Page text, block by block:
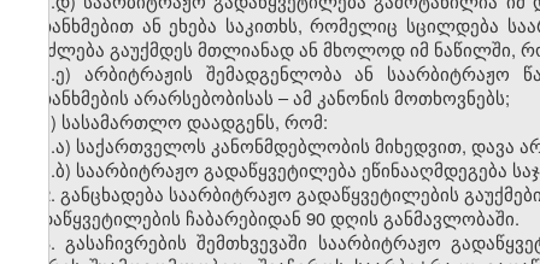
შეთანხმებით ან ეხება საკითხს, რომელიც სცილდება
შეიძლება გაუქმდეს მთლიანად ან მხოლოდ იმ
ა.ე) არბიტრაჟის შემადგენლობა ან საარბიტრაჟო
შეთანხმების არარსებობისას – ამ კანონის მოთხოვნებს;
ბ) სასამართლო დაადგენს, რომ:
ბ.ა) საქართველოს კანონმდებლობის მიხედვით, დავა
ბ.ბ) საარბიტრაჟო გადაწყვეტილება ეწინააღმდეგება
2. განცხადება საარბიტრაჟო გადაწყვეტილების
გადაწყვეტილების ჩაბარებიდან 90 დღის განმავლობაში.
3. გასაჩივრების შემთხვევაში საარბიტრაჟო